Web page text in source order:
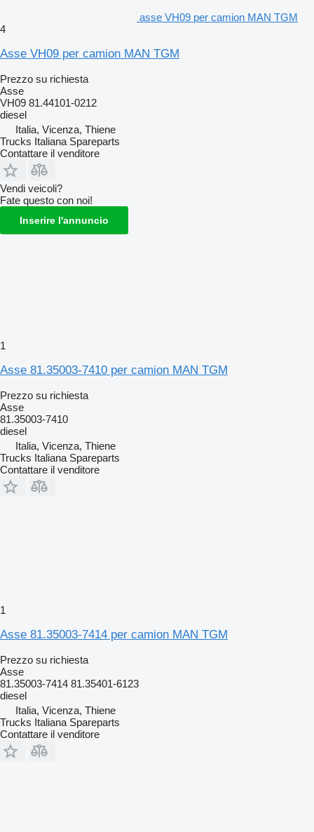
asse VH09 per camion MAN TGM
4
Asse VH09 per camion MAN TGM
Prezzo su richiesta
Asse
VH09 81.44101-0212
diesel
Italia, Vicenza, Thiene
Trucks Italiana Spareparts
Contattare il venditore
Vendi veicoli?
Fate questo con noi!
Inserire l'annuncio
1
Asse 81.35003-7410 per camion MAN TGM
Prezzo su richiesta
Asse
81.35003-7410
diesel
Italia, Vicenza, Thiene
Trucks Italiana Spareparts
Contattare il venditore
1
Asse 81.35003-7414 per camion MAN TGM
Prezzo su richiesta
Asse
81.35003-7414 81.35401-6123
diesel
Italia, Vicenza, Thiene
Trucks Italiana Spareparts
Contattare il venditore